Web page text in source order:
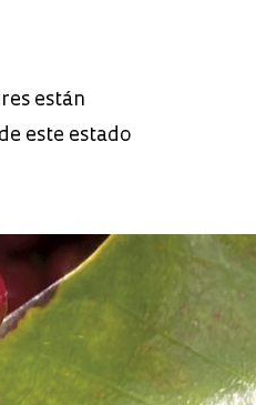
están
este estado